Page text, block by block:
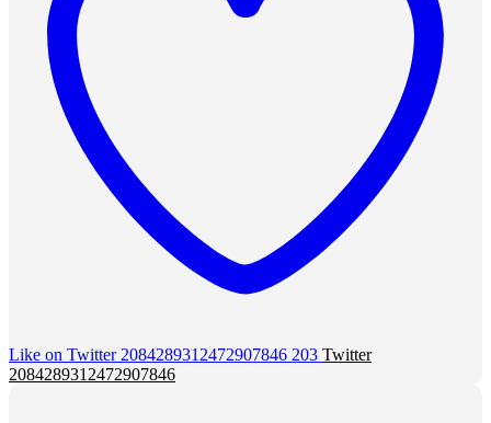
Like on Twitter 2084289312472907846 203 Twitter
2084289312472907846